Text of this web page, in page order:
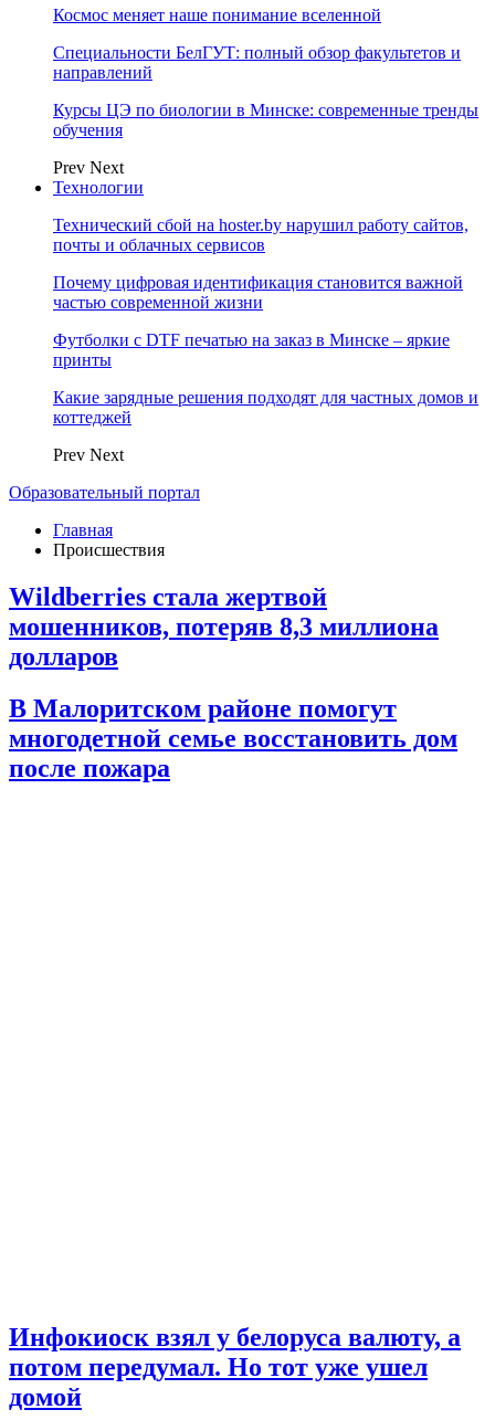
Космос меняет наше понимание вселенной
Специальности БелГУТ: полный обзор факультетов и
направлений
Курсы ЦЭ по биологии в Минске: современные тренды
обучения
Prev Next
Технологии
Технический сбой на hoster.by нарушил работу сайтов,
почты и облачных сервисов
Почему цифровая идентификация становится важной
частью современной жизни
Футболки с DTF печатью на заказ в Минске – яркие
принты
Какие зарядные решения подходят для частных домов и
коттеджей
Prev Next
Образовательный портал
Главная
Происшествия
Wildberries стала жертвой
мошенников, потеряв 8,3 миллиона
долларов
В Малоритском районе помогут
многодетной семье восстановить дом
после пожара
Инфокиоск взял у белоруса валюту, а
потом передумал. Но тот уже ушел
домой